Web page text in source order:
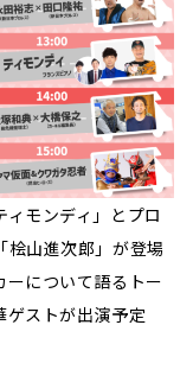
モンディ」とプロ
桧山進次郎」が登場
ーについて語るトー
ゲストが出演予定